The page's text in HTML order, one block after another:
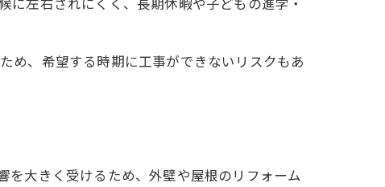
術め、希望する時期に工事ができないリスクもあ
を大きく受けるため、外壁や屋根のリフォーム